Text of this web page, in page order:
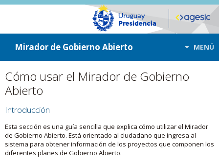
ir a contenido
ir al menú
Mirador de Gobierno Abierto MENÚ
Cómo usar el Mirador de Gobierno
Abierto
Introducción
Esta sección es una guía sencilla que explica cómo utilizar el Mirador
de Gobierno Abierto. Está orientado al ciudadano que ingresa al
sistema para obtener información de los proyectos que componen los
diferentes planes de Gobierno Abierto.